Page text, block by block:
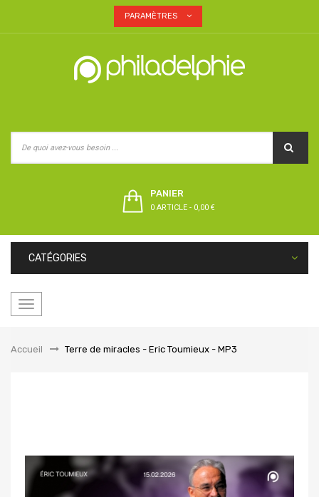
PARAMÈTRES
PANIER
0 ARTICLE - 0,00 €
CATÉGORIES
Basculer
Accueil
&gt;Terre de miracles - Eric Toumieux - MP3